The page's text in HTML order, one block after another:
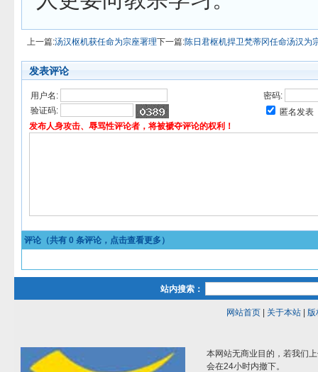
上一篇:汤汉枢机获任命为宗座署理下一篇:陈日君枢机捍卫梵蒂冈任命汤汉为
发表评论
用户名:
密码:
验证码:
匿名发表
发布人身攻击、辱骂性评论者，将被褫夺评论的权利！
评论（共有 0 条评论，点击查看更多）
站内搜索：
网站首页| 关于本站| 版
本网站无商业目的，若我们
会在24小时内撤下。